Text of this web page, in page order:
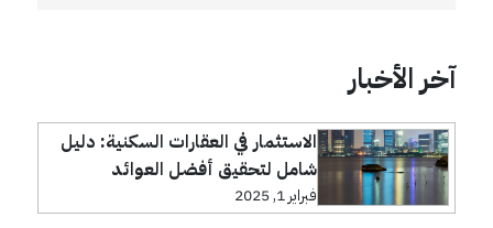
آخر الأخبار
الاستثمار في العقارات السكنية: دليل
شامل لتحقيق أفضل العوائد
فبراير 1, 2025